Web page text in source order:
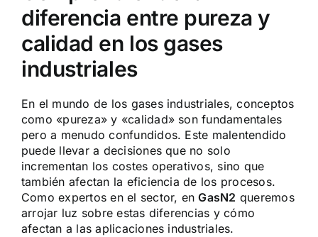
diferencia entre pureza y
calidad en los gases
industriales
En el mundo de los gases industriales, conceptos
como «pureza» y «calidad» son fundamentales
pero a menudo confundidos. Este malentendido
puede llevar a decisiones que no solo
incrementan los costes operativos, sino que
también afectan la eficiencia de los procesos.
Como expertos en el sector, enGasN2 queremos
arrojar luz sobre estas diferencias y cómo
afectan a las aplicaciones industriales.